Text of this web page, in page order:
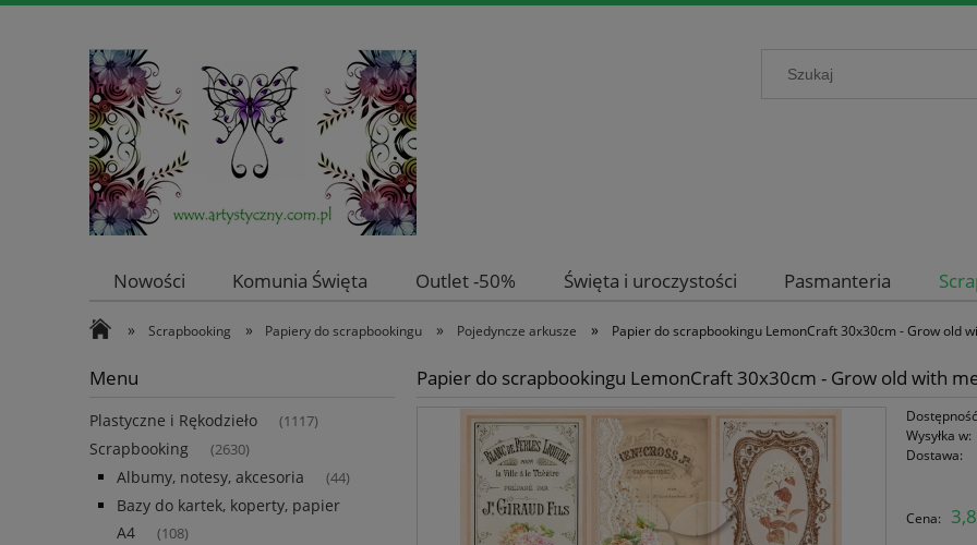
Nowości Komunia Święta Outlet -50% Święta i uroczystości Pasmanteria
» Scrapbooking » Papiery do scrapbookingu » Pojedyncze arkusze » Papier do scrapbookingu LemonCraft 30x30cm - Grow old
Menu
Plastyczne i Rękodzieło (1117)
Scrapbooking (2630)
Albumy, notesy, akcesoria (44)
Bazy do kartek, koperty, papier
A4
(108)
Papier do scrapbookingu LemonCraft 30x30cm - Grow old with
Wysyłka w:
Dostawa:
Cena: